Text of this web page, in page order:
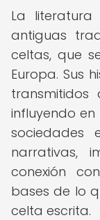
La
antiguas
celtas, que
Europa. Sus
transmitidos
influyendo
sociedades
narrativas,
conexión
bases de lo
celta escrita.